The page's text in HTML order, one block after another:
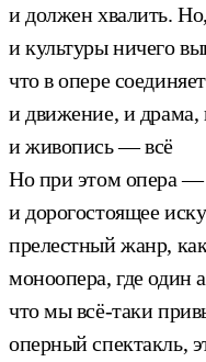
и должен хвалить.
и культуры ничего
что в опере
и движение, и драма,
и живопись — всё
Но при этом опера —
и дорогостоящее
прелестный жанр,
моноопера, где один
что мы всё-таки
оперный спектакль,